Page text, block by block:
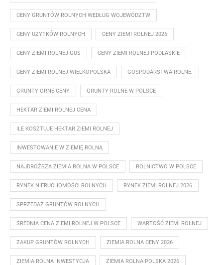
CENY GRUNTÓW ROLNYCH WEDŁUG WOJEWÓDZTW
CENY UŻYTKÓW ROLNYCH CENY ZIEMI ROLNEJ 2026
CENY ZIEMI ROLNEJ GUS CENY ZIEMI ROLNEJ PODLASKIE
CENY ZIEMI ROLNEJ WIELKOPOLSKA GOSPODARSTWA ROLNE.
GRUNTY ORNE CENY GRUNTY ROLNE W POLSCE
HEKTAR ZIEMI ROLNEJ CENA
ILE KOSZTUJE HEKTAR ZIEMI ROLNEJ
INWESTOWANIE W ZIEMIĘ ROLNĄ
NAJDROŻSZA ZIEMIA ROLNA W POLSCE ROLNICTWO W POLSCE
RYNEK NIERUCHOMOŚCI ROLNYCH RYNEK ZIEMI ROLNEJ 2026
SPRZEDAŻ GRUNTÓW ROLNYCH
ŚREDNIA CENA ZIEMI ROLNEJ W POLSCE WARTOŚĆ ZIEMI ROLNEJ
ZAKUP GRUNTÓW ROLNYCH ZIEMIA ROLNA CENY 2026
ZIEMIA ROLNA INWESTYCJA ZIEMIA ROLNA POLSKA 2026